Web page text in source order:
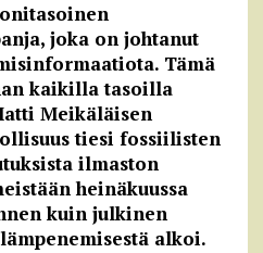
joka on johtanut
Tämä
kaikilla tasoilla
Meikäläisen
tiesi fossiilisten
ilmaston
heinäkuussa
kuin julkinen
alkoi.